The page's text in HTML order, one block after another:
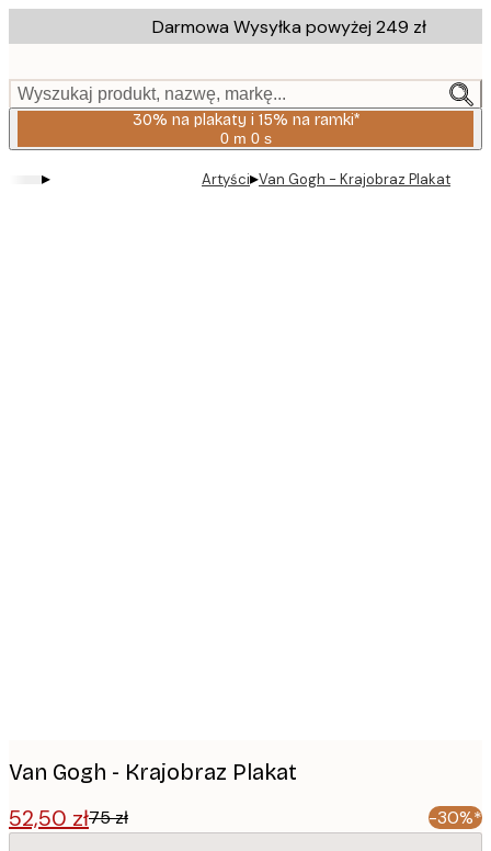
to
content.
Darmowa Wysyłka powyżej 249 zł
Wyszukaj produkt, nazwę, markę...
30% na plakaty i 15% na ramki*
0 m 0 s
Ważny
2026-
▸ Artyści▸Van Gogh - Krajobraz Plakat
Van Gogh - Krajobraz Plakat
52,50 zł75 zł -30%*